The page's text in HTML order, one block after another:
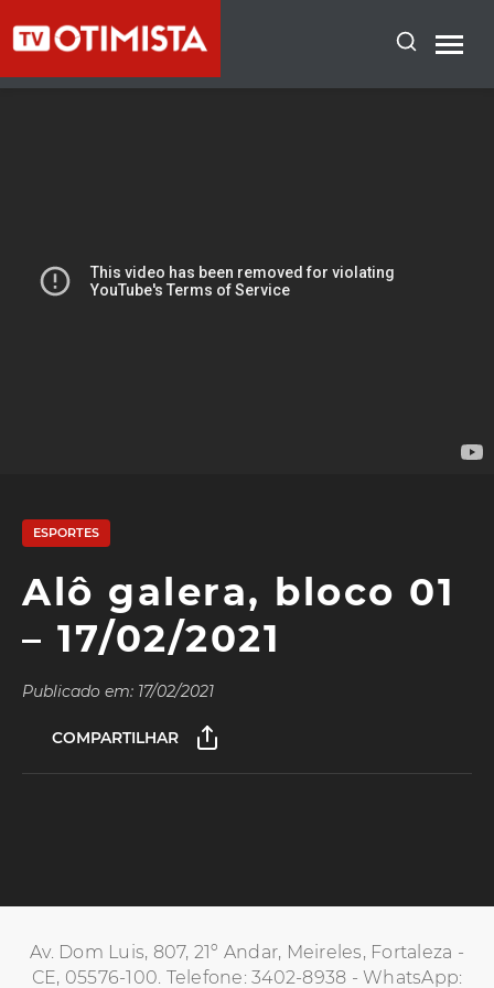
ESPORTES
Alô galera, bloco 01
– 17/02/2021
Publicado em: 17/02/2021
COMPARTILHAR
Av. Dom Luis, 807, 21º Andar, Meireles, Fortaleza -
CE, 05576-100. Telefone: 3402-8938 - WhatsApp: